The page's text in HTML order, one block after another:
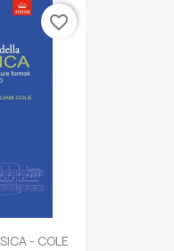
- COLE
favorite_border